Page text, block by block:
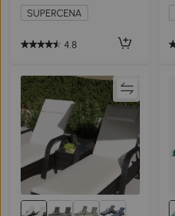
SUPERCENA
4.8